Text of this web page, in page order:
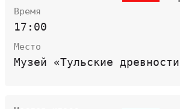
Время
17:00
Место
Музей «Тульские